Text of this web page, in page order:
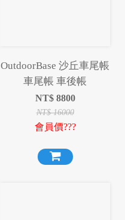
OutdoorBase 沙丘車尾帳
車尾帳 車後帳
NT$ 8800
NT$16000
會員價???